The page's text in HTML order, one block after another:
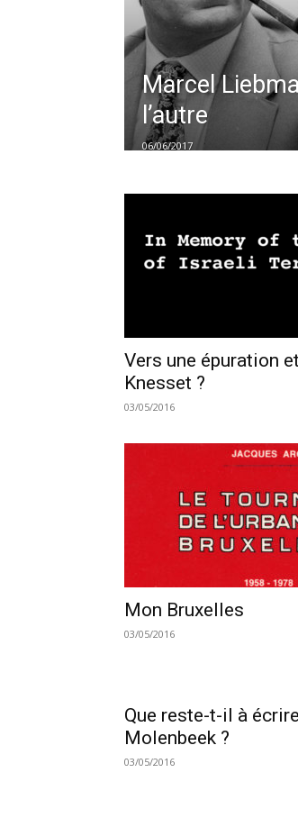
Marcel
l’autre
06/06/2017
Vers une épuration
Knesset ?
03/05/2016
Mon Bruxelles
03/05/2016
Que reste-t-il à
Molenbeek ?
03/05/2016